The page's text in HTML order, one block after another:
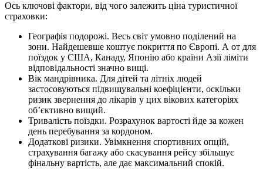
Ось ключові фактори, від чого залежить ціна туристичної
страховки:
Географія подорожі. Весь світ умовно поділений на
зони. Найдешевше коштує покриття по Європі. А от для
поїздок у США, Канаду, Японію або країни Азії ліміти
відповідальності значно вищі.
Вік мандрівника. Для дітей та літніх людей
застосовуються підвищувальні коефіцієнти, оскільки
ризик звернення до лікарів у цих вікових категоріях
об’єктивно вищий.
Тривалість поїздки. Розрахунок вартості йде за кожен
день перебування за кордоном.
Додаткові ризики. Увімкнення спортивних опцій,
страхування багажу або скасування рейсу збільшує
фінальну вартість, але дає максимальний спокій.